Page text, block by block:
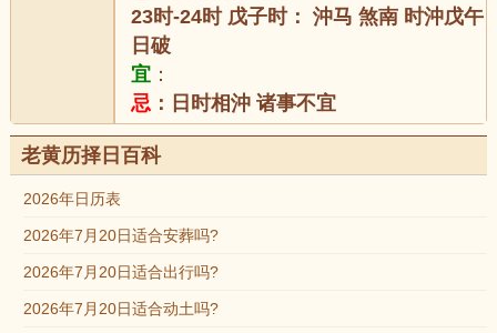
23时-24时 戊子时： 沖马 煞南 时沖戊午
日破
宜 ：
忌 ：日时相沖 诸事不宜
老黄历择日百科
2026年日历表
2026年7月20日适合安葬吗?
2026年7月20日适合出行吗?
2026年7月20日适合动土吗?